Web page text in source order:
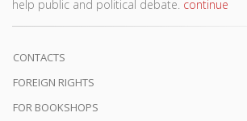
help public and political debate. continue
CONTACTS
FOREIGN RIGHTS
FOR BOOKSHOPS